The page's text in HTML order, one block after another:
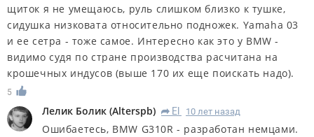
щиток я не умещаюсь, руль слишком близко к тушке,
сидушка низковата относительно подножек. Yamaha 03
и ее сетра - тоже самое. Интересно как это у BMW -
видимо судя по стране производства расчитана на
крошечных индусов (выше 170 их еще поискать надо).
5
Лелик Болик (Alterspb) R El 10 лет назад
Ошибаетесь, BMW G310R - разработан немцами.